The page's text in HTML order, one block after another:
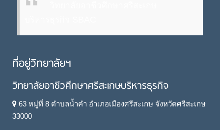
ที่อยู่วิทยาลัยฯ
วิทยาลัยอาชีวศึกษาศรีสะเกษบริหารธุรกิจ
63 หมู่ที่ 8 ตำบลน้ำคำ อำเภอเมืองศรีสะเกษ จังหวัดศรีสะเกษ
33000